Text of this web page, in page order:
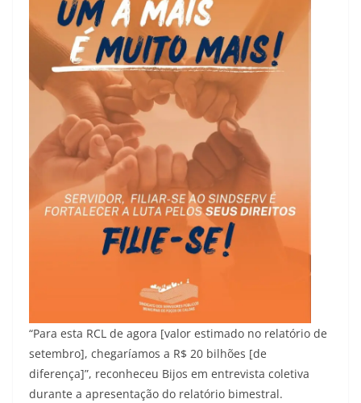
“Para esta RCL de agora [valor estimado no relatório de
setembro], chegaríamos a R$ 20 bilhões [de
diferença]”, reconheceu Bijos em entrevista coletiva
durante a apresentação do relatório bimestral.